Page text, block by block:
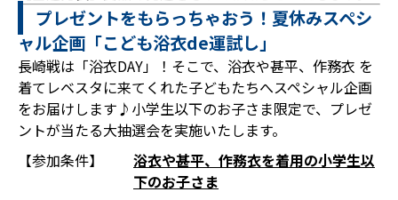
プレゼントをもらっちゃおう！夏休みスペシ
ャル企画「こども浴衣de運試し」
長崎戦は「浴衣DAY」！そこで、浴衣や甚平、作務衣 を
着てレベスタに来てくれた子どもたちへスペシャル企画
をお届けします♪小学生以下のお子さま限定で、プレゼ
ントが当たる大抽選会を実施いたします。
【参加条件】
浴衣や甚平、作務衣を着用の小学生以
下のお子さま